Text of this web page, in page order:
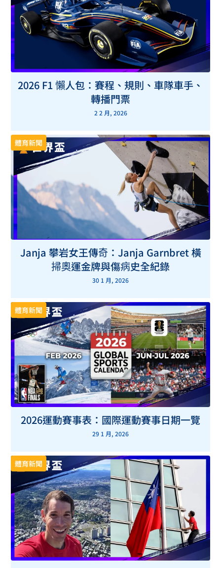
2026 F1 懶人包：賽程、規則、車隊車手、
轉播門票
2 2 月, 2026
體育新聞
Janja 攀岩女王傳奇：Janja Garnbret 橫
掃奧運金牌與傷病史全紀錄
30 1 月, 2026
體育新聞
2026運動賽事表：國際運動賽事日期一覽
29 1 月, 2026
體育新聞